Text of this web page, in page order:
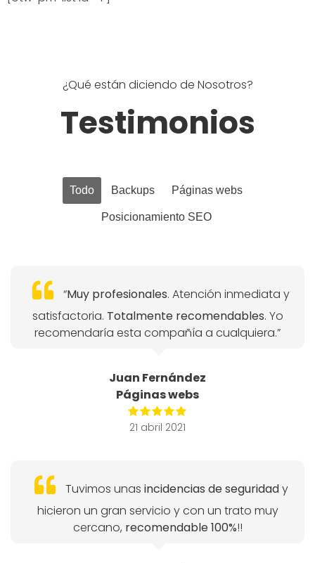
¿Qué están diciendo de Nosotros?
Testimonios
Todo Backups Páginas webs
Posicionamiento SEO
“Muy profesionales. Atención inmediata y
satisfactoria. Totalmente recomendables. Yo
recomendaría esta compañía a cualquiera.”
Juan Fernández
Páginas webs
21 abril 2021
Tuvimos unas incidencias de seguridady
hicieron un gran servicio y con un trato muy
cercano, recomendable 100%!!